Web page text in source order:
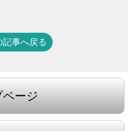
記事へ戻る
ページ